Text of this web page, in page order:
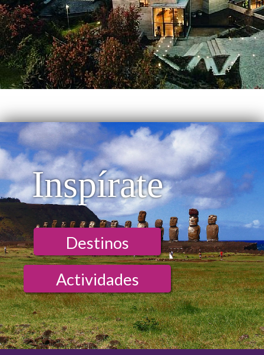
Inspírate
Destinos
Actividades